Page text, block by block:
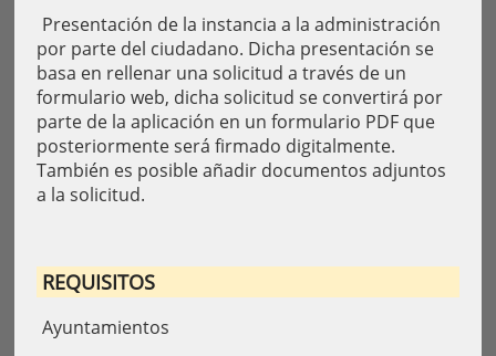
Presentación de la instancia a la administración
por parte del ciudadano. Dicha presentación se
basa en rellenar una solicitud a través de un
formulario web, dicha solicitud se convertirá por
parte de la aplicación en un formulario PDF que
posteriormente será firmado digitalmente.
También es posible añadir documentos adjuntos
a la solicitud.
REQUISITOS
Ayuntamientos